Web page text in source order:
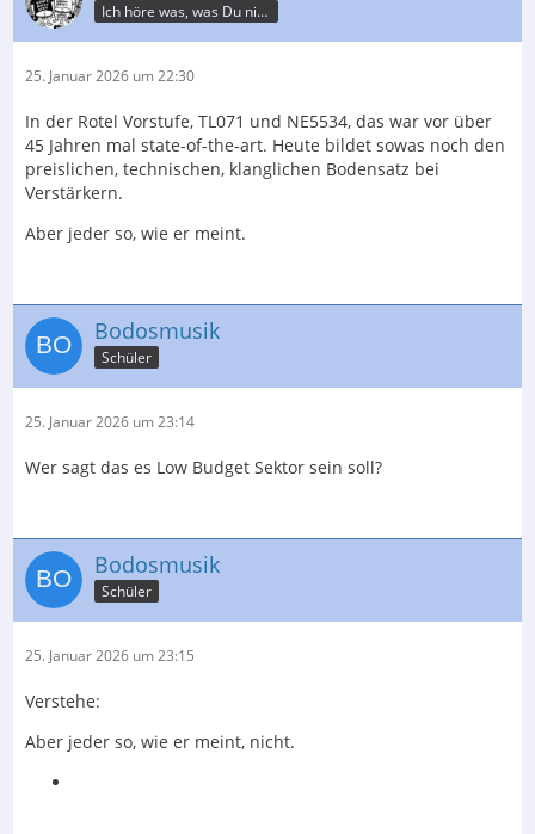
Ich höre was, was Du nicht misst.
25. Januar 2026 um 22:30
In der Rotel Vorstufe, TL071 und NE5534, das war vor über
45 Jahren mal state-of-the-art. Heute bildet sowas noch den
preislichen, technischen, klanglichen Bodensatz bei
Verstärkern.
Aber jeder so, wie er meint.
Bodosmusik
Schüler
25. Januar 2026 um 23:14
Wer sagt das es Low Budget Sektor sein soll?
Bodosmusik
Schüler
25. Januar 2026 um 23:15
Verstehe:
Aber jeder so, wie er meint, nicht.